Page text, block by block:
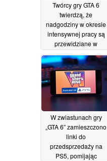
Twórcy gry GTA 6
twierdzą, że
nadgodziny w okresie
intensywnej pracy są
przewidziane w
z firmą Rockstar
06/07/2026
W zwiastunach gry
„GTA 6” zamieszczono
linki do
przedsprzedaży na
PS5, pomijając